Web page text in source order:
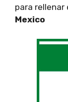
para rellenar
Mexico